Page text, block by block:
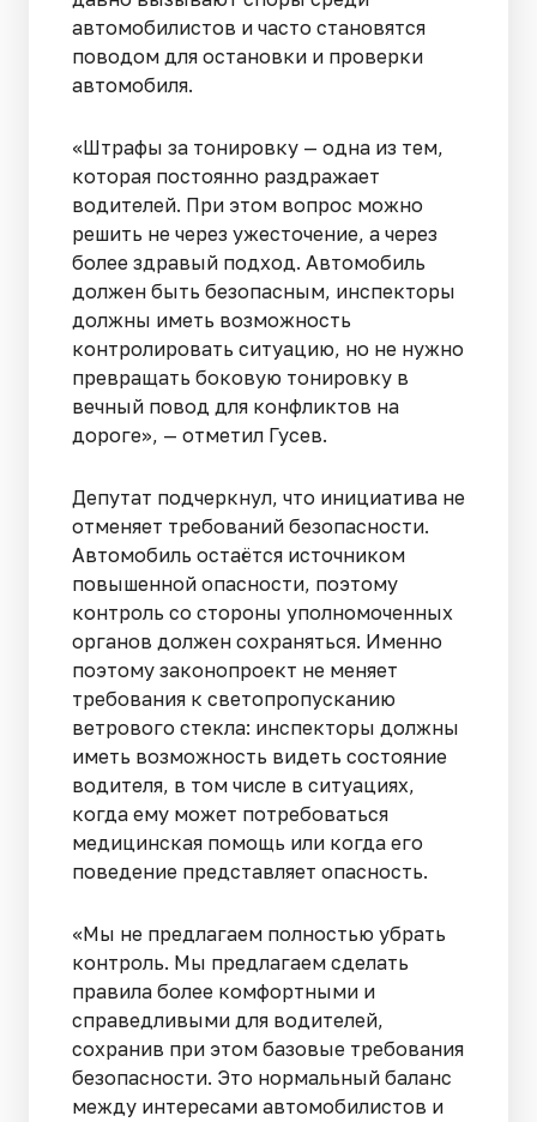
автомобилистов и часто становятся
поводом для остановки и проверки
автомобиля.
«Штрафы за тонировку — одна из тем,
которая постоянно раздражает
водителей. При этом вопрос можно
решить не через ужесточение, а через
более здравый подход. Автомобиль
должен быть безопасным, инспекторы
должны иметь возможность
контролировать ситуацию, но не нужно
превращать боковую тонировку в
вечный повод для конфликтов на
дороге», — отметил Гусев.
Депутат подчеркнул, что инициатива не
отменяет требований безопасности.
Автомобиль остаётся источником
повышенной опасности, поэтому
контроль со стороны уполномоченных
органов должен сохраняться. Именно
поэтому законопроект не меняет
требования к светопропусканию
ветрового стекла: инспекторы должны
иметь возможность видеть состояние
водителя, в том числе в ситуациях,
когда ему может потребоваться
медицинская помощь или когда его
поведение представляет опасность.
«Мы не предлагаем полностью убрать
контроль. Мы предлагаем сделать
правила более комфортными и
справедливыми для водителей,
сохранив при этом базовые требования
безопасности. Это нормальный баланс
между интересами автомобилистов и